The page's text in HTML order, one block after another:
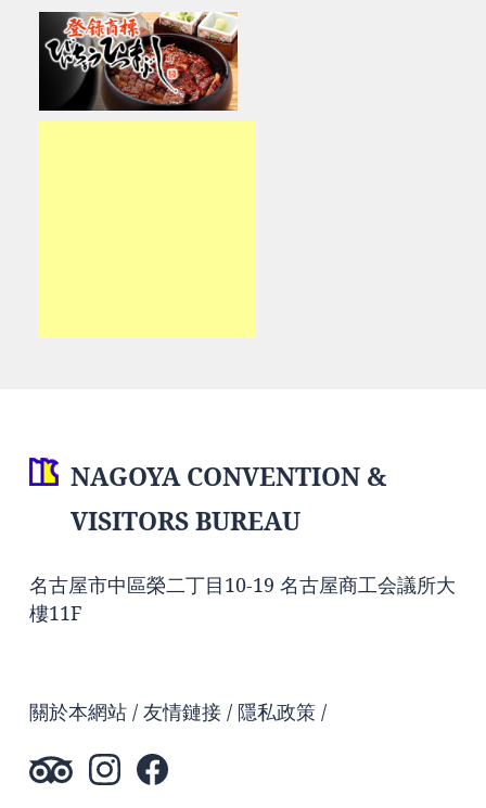
NAGOYA CONVENTION &
VISITORS BUREAU
名古屋市中區榮二丁目10-19 名古屋商工会議所大
樓11F
關於本網站 友情鏈接 隱私政策